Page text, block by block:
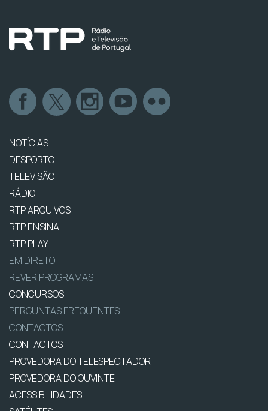
NOTÍCIAS
DESPORTO
TELEVISÃO
RÁDIO
RTP ARQUIVOS
RTP ENSINA
RTP PLAY
EM DIRETO
REVER PROGRAMAS
CONCURSOS
PERGUNTAS FREQUENTES
CONTACTOS
CONTACTOS
PROVEDORA DO TELESPECTADOR
PROVEDORA DO OUVINTE
ACESSIBILIDADES